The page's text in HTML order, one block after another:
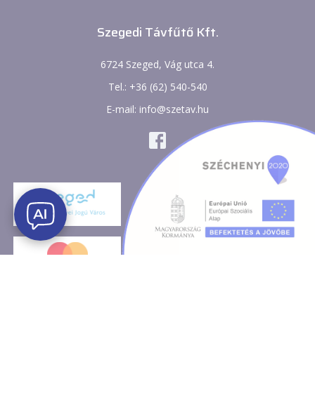
Szegedi Távfűtő Kft.
6724 Szeged, Vág utca 4.
Tel.: +36 (62) 540-540
E-mail: info@szetav.hu